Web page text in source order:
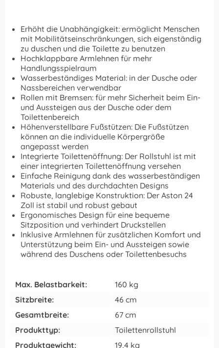
Erhöht die Unabhängigkeit: ermöglicht Menschen
mit Mobilitätseinschränkungen, sich eigenständig
zu duschen und die Toilette zu benutzen
Hochklappbare Armlehnen für mehr
Handlungsspielraum
Wasserbeständiges Material: in der Dusche oder
Nassbereichen verwendbar
Rollen mit Bremsen: für mehr Sicherheit beim Ein-
und Aussteigen aus der Dusche oder dem
Toilettenbereich
Höhenverstellbare Fußstützen: Die Fußstützen
können an die individuelle Körpergröße
angepasst werden
Integrierte Toilettenöffnung: Der Rollstuhl ist mit
einer integrierten Toilettenöffnung versehen
Einfache Reinigung dank des wasserbeständigen
Materials und des durchdachten Designs
Robuste, langlebige Konstruktion: Der Aston 24
Zoll ist stabil und robust gebaut
Ergonomisches Design für eine bequeme
Sitzposition und verhindert Druckstellen
Inklusive Armlehnen für zusätzlichen Komfort und
Unterstützung beim Ein- und Aussteigen sowie
während des Duschens oder Toilettenbesuchs
Max. Belastbarkeit:
160 kg
Sitzbreite:
46 cm
Gesamtbreite:
67 cm
Produkttyp:
Toilettenrollstuhl
Produktgewicht:
19,4 kg